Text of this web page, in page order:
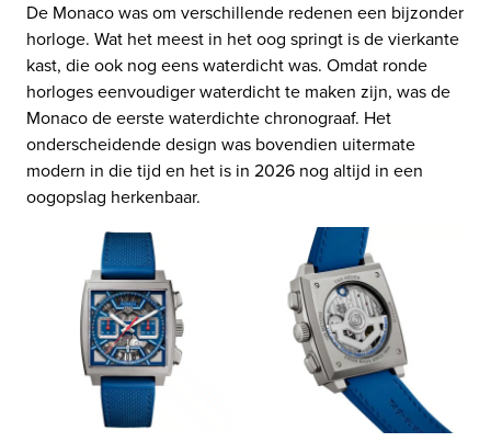
De Monaco was om verschillende redenen een bijzonder
horloge. Wat het meest in het oog springt is de vierkante
kast, die ook nog eens waterdicht was. Omdat ronde
horloges eenvoudiger waterdicht te maken zijn, was de
Monaco de eerste waterdichte chronograaf. Het
onderscheidende design was bovendien uitermate
modern in die tijd en het is in 2026 nog altijd in een
oogopslag herkenbaar.